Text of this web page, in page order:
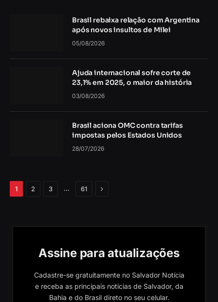
Brasil rebaixa relação com Argentina
após novos insultos de Milei
05/08/2026
Ajuda internacional sofre corte de
23,1% em 2025, o maior da história
03/08/2026
Brasil aciona OMC contra tarifas
impostas pelos Estados Unidos
28/07/2026
1 2 3 … 61 Próximo
Assine para atualizações
Cadastre-se gratuitamente no Salvador Notícia
e receba as principais notícias de Salvador, da
Bahia e do Brasil direto no seu celular.